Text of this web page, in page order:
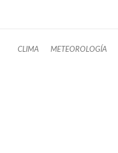
CLIMA METEOROLOGÍA